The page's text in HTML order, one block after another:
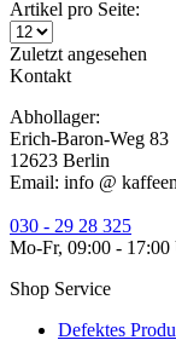
Für die Filterung
Artikel pro Seite:
Zuletzt angesehen
Abhollager:
Erich-Baron-Weg 83
12623 Berlin
030 - 29 28 325